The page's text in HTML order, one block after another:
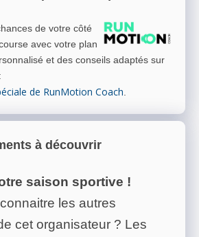
de votre côté
avec votre plan
et des conseils adaptés sur
:
de RunMotion Coach
à découvrir
saison sportive !
les autres
cet organisateur ? Les